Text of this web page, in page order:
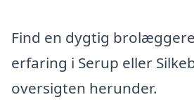
Find en dygtig
erfaring i Serup eller
oversigten herunder.